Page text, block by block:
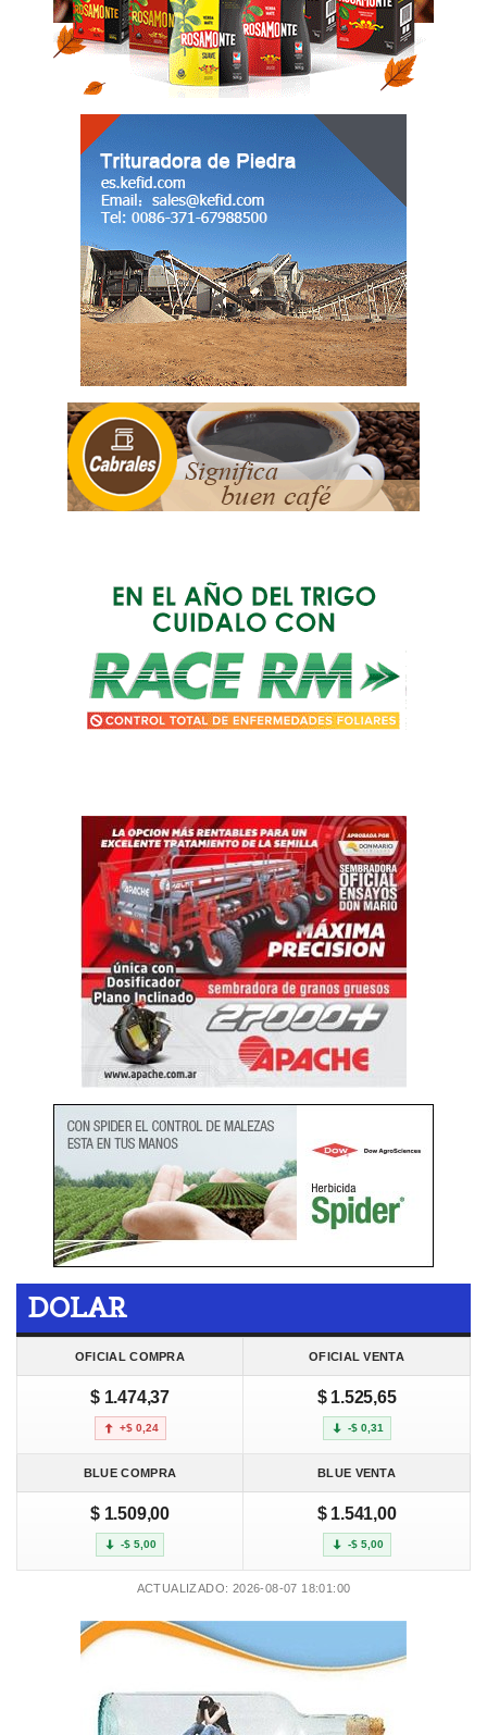
DOLAR
OFICIAL COMPRA OFICIAL VENTA
$ 1.474,37
+$ 0,24
$ 1.525,65
-$ 0,31
BLUE COMPRA BLUE VENTA
$ 1.509,00
-$ 5,00
$ 1.541,00
-$ 5,00
ACTUALIZADO: 2026-08-07 18:01:00